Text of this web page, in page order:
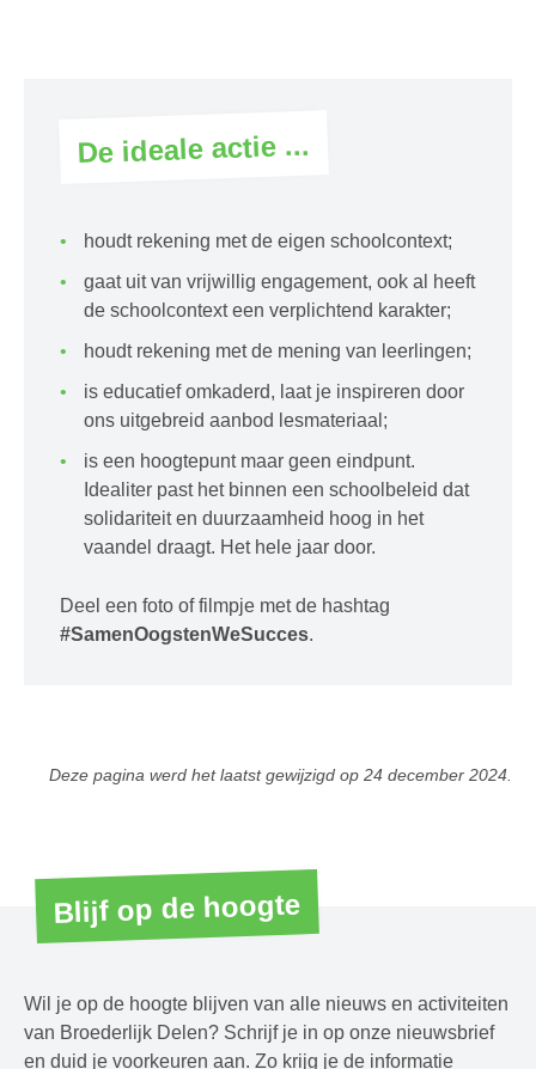
De ideale actie ...
houdt rekening met de eigen schoolcontext;
gaat uit van vrijwillig engagement, ook al heeft
de schoolcontext een verplichtend karakter;
houdt rekening met de mening van leerlingen;
is educatief omkaderd, laat je inspireren door
ons uitgebreid aanbod lesmateriaal;
is een hoogtepunt maar geen eindpunt.
Idealiter past het binnen een schoolbeleid dat
solidariteit en duurzaamheid hoog in het
vaandel draagt. Het hele jaar door.
Deel een foto of filmpje met de hashtag
#SamenOogstenWeSucces.
Deze pagina werd het laatst gewijzigd op 24 december 2024
Blijf op de hoogte
Wil je op de hoogte blijven van alle nieuws en activiteiten
van Broederlijk Delen? Schrijf je in op onze nieuwsbrief
en duid je voorkeuren aan. Zo krijg je de informatie